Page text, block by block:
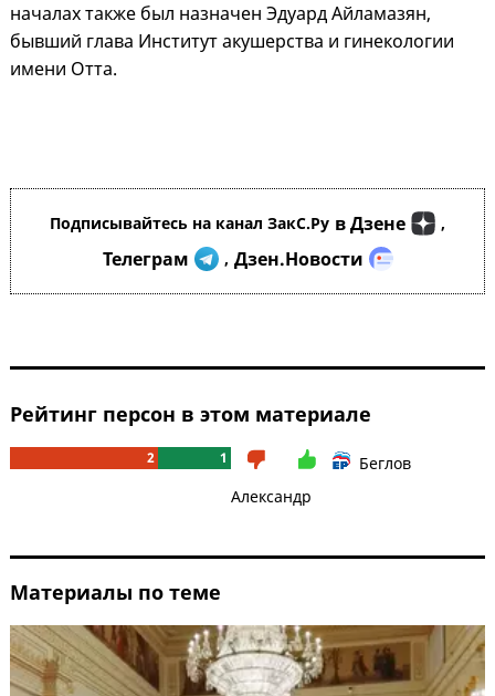
началах также был назначен Эдуард Айламазян,
бывший глава Институт акушерства и гинекологии
имени Отта.
Подписывайтесь на канал ЗакС.Ру в Дзене ,
Телеграм , Дзен.Новости
Рейтинг персон в этом материале
2 1
Беглов
Александр
Материалы по теме